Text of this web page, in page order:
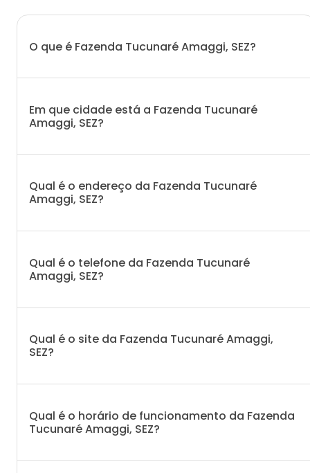
O que é Fazenda Tucunaré Amaggi, SEZ?
Em que cidade está a Fazenda Tucunaré
Amaggi, SEZ?
Qual é o endereço da Fazenda Tucunaré
Amaggi, SEZ?
Qual é o telefone da Fazenda Tucunaré
Amaggi, SEZ?
Qual é o site da Fazenda Tucunaré Amaggi,
SEZ?
Qual é o horário de funcionamento da Fazenda
Tucunaré Amaggi, SEZ?